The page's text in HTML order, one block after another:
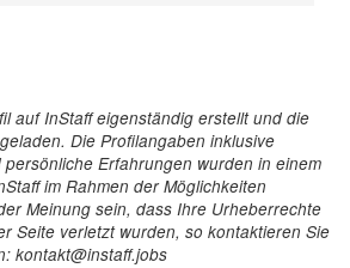
auf InStaff eigenständig erstellt und die
Die Profilangaben inklusive
Erfahrungen wurden in einem
im Rahmen der Möglichkeiten
Meinung sein, dass Ihre Urheberrechte
Seite verletzt wurden, so kontaktieren Sie
kontakt@instaff.jobs